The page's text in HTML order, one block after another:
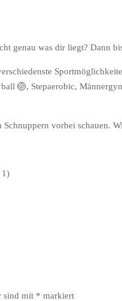
genau was dir liegt? Dann
🏐, Stepaerobic,
vorbei schauen.
1)
sind mit * markiert